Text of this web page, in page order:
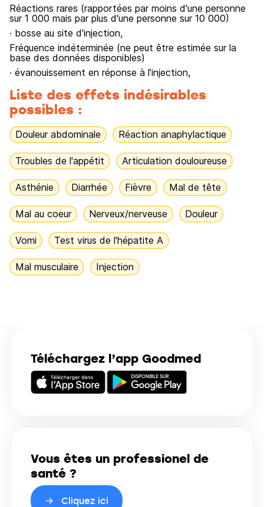
Téléchargez l’app Goodmed
Vous êtes un professionel de
santé ?
Cliquez ici
Réactions rares (rapportées par moins d'une personne
sur 1 000 mais par plus d'une personne sur 10 000)
· bosse au site d'injection,
Fréquence indéterminée (ne peut être estimée sur la
base des données disponibles)
· évanouissement en réponse à l’injection,
Liste des effets indésirables
possibles :
Douleur abdominale Réaction anaphylactique
Troubles de l'appétit Articulation douloureuse
Asthénie Diarrhée Fièvre Mal de tête
Mal au coeur Nerveux/nerveuse Douleur
Vomi Test virus de l'hépatite A
Mal musculaire Injection